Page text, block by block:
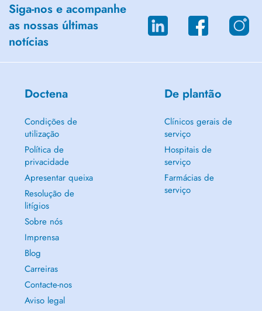
Siga-nos e acompanhe
as nossas últimas
notícias
Doctena
Condições de
utilização
Política de
privacidade
Apresentar queixa
Resolução de
litígios
Sobre nós
Imprensa
Blog
Carreiras
Contacte-nos
Aviso legal
De plantão
Clínicos gerais de
serviço
Hospitais de
serviço
Farmácias de
serviço